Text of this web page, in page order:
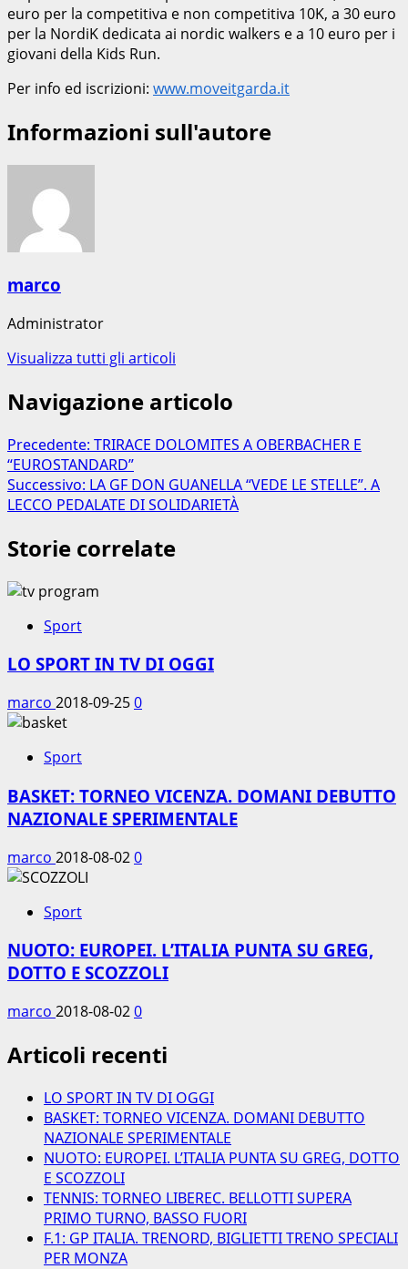
euro per la competitiva e non competitiva 10K, a 30 euro
per la NordiK dedicata ai nordic walkers e a 10 euro per i
giovani della Kids Run.
Per info ed iscrizioni: www.moveitgarda.it
Informazioni sull'autore
marco
Administrator
Visualizza tutti gli articoli
Navigazione articolo
Precedente: TRIRACE DOLOMITES A OBERBACHER E
“EUROSTANDARD”
Successivo: LA GF DON GUANELLA “VEDE LE STELLE”. A
LECCO PEDALATE DI SOLIDARIETÀ
Storie correlate
Sport
LO SPORT IN TV DI OGGI
marco 2018-09-250
Sport
BASKET: TORNEO VICENZA. DOMANI DEBUTTO
NAZIONALE SPERIMENTALE
marco 2018-08-020
Sport
NUOTO: EUROPEI. L’ITALIA PUNTA SU GREG,
DOTTO E SCOZZOLI
marco 2018-08-020
Articoli recenti
LO SPORT IN TV DI OGGI
BASKET: TORNEO VICENZA. DOMANI DEBUTTO
NAZIONALE SPERIMENTALE
NUOTO: EUROPEI. L’ITALIA PUNTA SU GREG, DOTTO
E SCOZZOLI
TENNIS: TORNEO LIBEREC. BELLOTTI SUPERA
PRIMO TURNO, BASSO FUORI
F.1: GP ITALIA. TRENORD, BIGLIETTI TRENO SPECIALI
PER MONZA